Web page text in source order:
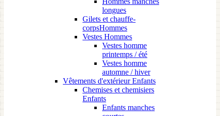
longues
Gilets et chauffe-
corpsHommes
Vestes Hommes
Vestes homme
printemps / été
Vestes homme
automne / hiver
Vêtements d'extérieur Enfants
Chemises et chemisiers
Enfants
Enfants manches